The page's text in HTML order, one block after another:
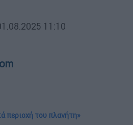
11:10
περιοχή του πλανήτη»